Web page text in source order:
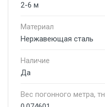
2-6 м
Материал
Нержавеющая сталь
Наличие
Да
Вес погонного метра, тн